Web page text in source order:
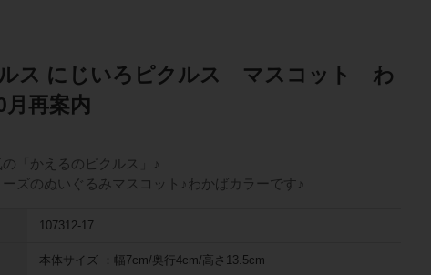
ス にじいろピクルス マスコット わ
月再案内
「かえるのピクルス」♪
ズのぬいぐるみマスコット♪わかばカラーです♪
107312-17
本体サイズ ：幅7cm/奥行4cm/高さ13.5cm